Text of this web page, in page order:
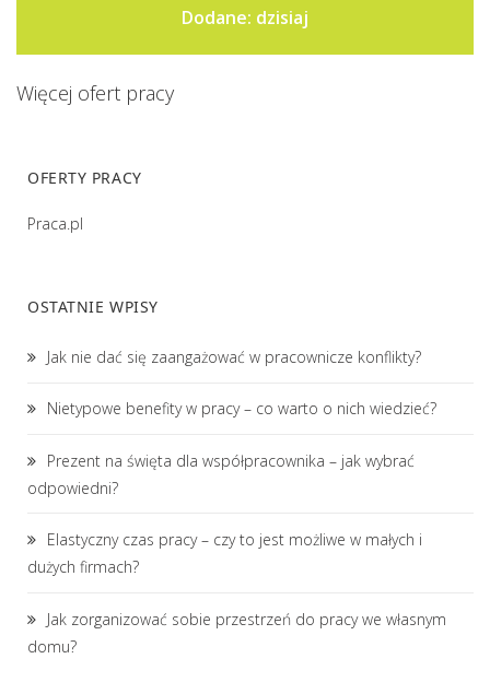
Dodane: dzisiaj
Więcej ofert pracy
OFERTY PRACY
Praca.pl
OSTATNIE WPISY
Jak nie dać się zaangażować w pracownicze konflikty?
Nietypowe benefity w pracy – co warto o nich wiedzieć?
Prezent na święta dla współpracownika – jak wybrać
odpowiedni?
Elastyczny czas pracy – czy to jest możliwe w małych i
dużych firmach?
Jak zorganizować sobie przestrzeń do pracy we własnym
domu?